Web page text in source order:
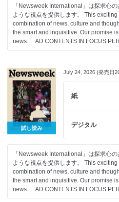
「Newsweek International」は探求心
ような視点を提供します。 This
combination of news, culture and
the smart and inquisitive. Our promise
news. AD CONTENTS IN FOCUS
試し読み
July 24, 2026 (発売日
紙
デジタル
「Newsweek International」は探求心
ような視点を提供します。 This
combination of news, culture and
the smart and inquisitive. Our promise
news. AD CONTENTS IN FOCUS